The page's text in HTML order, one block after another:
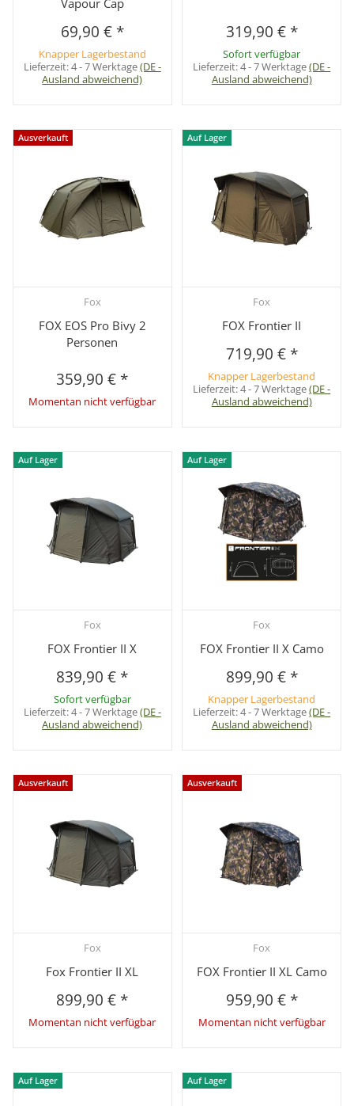
69,90 € *
Knapper Lagerbestand
Lieferzeit:4 - 7 Werktage(DE -
Ausland abweichend)
319,90 € *
Sofort verfügbar
Lieferzeit:4 - 7 Werktage(DE -
Ausland abweichend)
Ausverkauft
Fox
FOX EOS Pro Bivy 2
Personen
359,90 € *
Momentan nicht verfügbar
Auf Lager
Fox
FOX Frontier II
719,90 € *
Knapper Lagerbestand
Lieferzeit:4 - 7 Werktage(DE -
Ausland abweichend)
Auf Lager
Fox
FOX Frontier II X
839,90 € *
Sofort verfügbar
Lieferzeit:4 - 7 Werktage(DE -
Ausland abweichend)
Auf Lager
Fox
FOX Frontier II X Camo
899,90 € *
Knapper Lagerbestand
Lieferzeit:4 - 7 Werktage(DE -
Ausland abweichend)
Ausverkauft
Fox
Fox Frontier II XL
899,90 € *
Momentan nicht verfügbar
Ausverkauft
Fox
FOX Frontier II XL Camo
959,90 € *
Momentan nicht verfügbar
Auf Lager Auf Lager